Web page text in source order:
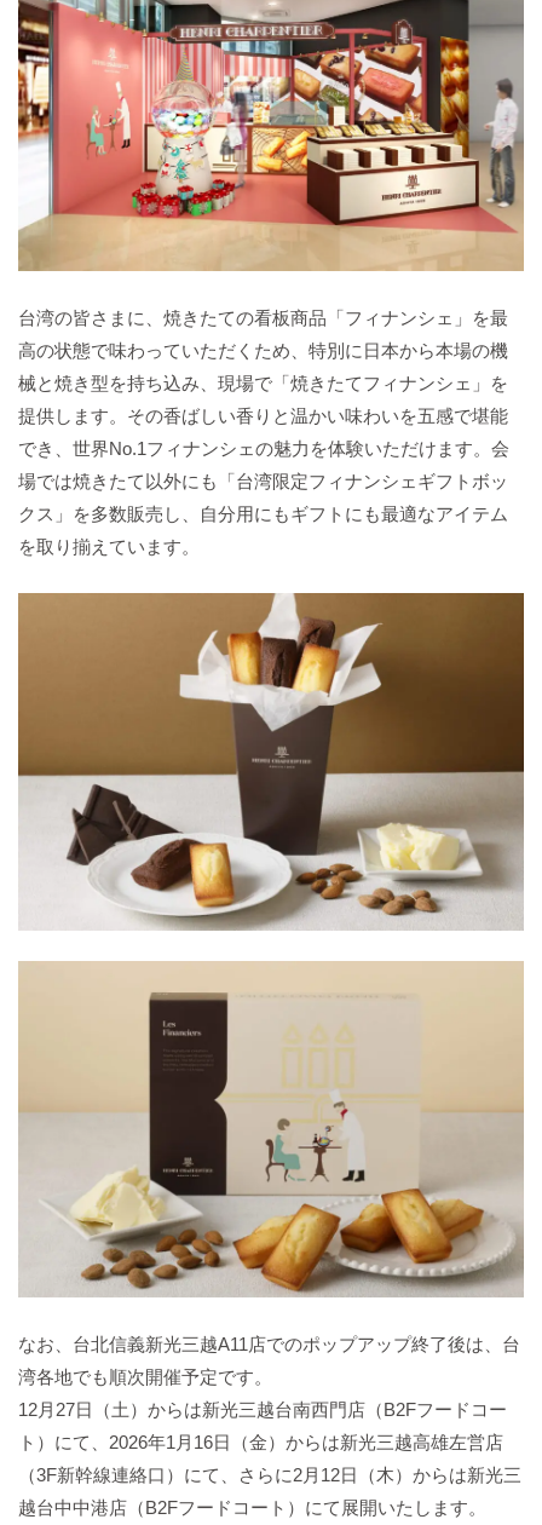
台湾の皆さまに、焼きたての看板商品「フィナンシェ」を最
高の状態で味わっていただくため、特別に日本から本場の機
械と焼き型を持ち込み、現場で「焼きたてフィナンシェ」を
提供します。その香ばしい香りと温かい味わいを五感で堪能
でき、世界No.1フィナンシェの魅力を体験いただけます。会
場では焼きたて以外にも「台湾限定フィナンシェギフトボッ
クス」を多数販売し、自分用にもギフトにも最適なアイテム
を取り揃えています。
なお、台北信義新光三越A11店でのポップアップ終了後は、台
湾各地でも順次開催予定です。
12月27日（土）からは新光三越台南西門店（B2Fフードコー
ト）にて、2026年1月16日（金）からは新光三越高雄左営店
（3F新幹線連絡口）にて、さらに2月12日（木）からは新光三
越台中中港店（B2Fフードコート）にて展開いたします。